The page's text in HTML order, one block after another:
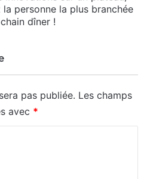
personne la plus branchée
dîner !
pas publiée. Les champs
avec *